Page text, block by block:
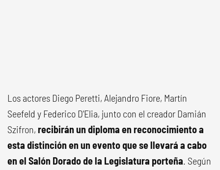
Los actores Diego Peretti, Alejandro Fiore, Martín
Seefeld y Federico D'Elia, junto con el creador Damián
Szifron, recibirán un diploma en reconocimiento a
esta distinción en un evento que se llevará a cabo
en el Salón Dorado de la Legislatura porteña. Según